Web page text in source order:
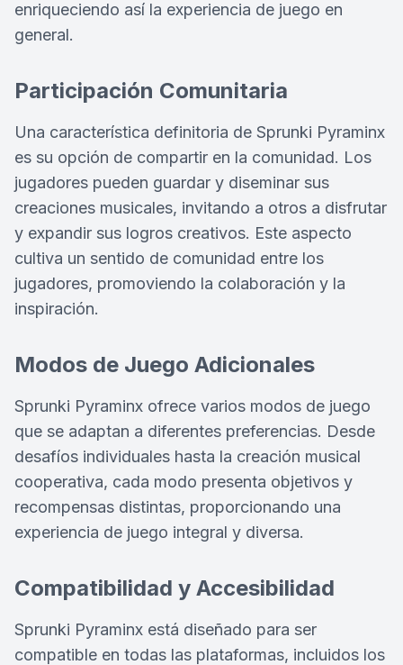
enriqueciendo así la experiencia de juego en
general.
Participación Comunitaria
Una característica definitoria de Sprunki Pyraminx
es su opción de compartir en la comunidad. Los
jugadores pueden guardar y diseminar sus
creaciones musicales, invitando a otros a disfrutar
y expandir sus logros creativos. Este aspecto
cultiva un sentido de comunidad entre los
jugadores, promoviendo la colaboración y la
inspiración.
Modos de Juego Adicionales
Sprunki Pyraminx ofrece varios modos de juego
que se adaptan a diferentes preferencias. Desde
desafíos individuales hasta la creación musical
cooperativa, cada modo presenta objetivos y
recompensas distintas, proporcionando una
experiencia de juego integral y diversa.
Compatibilidad y Accesibilidad
Sprunki Pyraminx está diseñado para ser
compatible en todas las plataformas, incluidos los